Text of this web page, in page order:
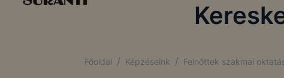
Főoldal / Képzéseink / Felnőttek szakmai
Mi az a
számítógépre,